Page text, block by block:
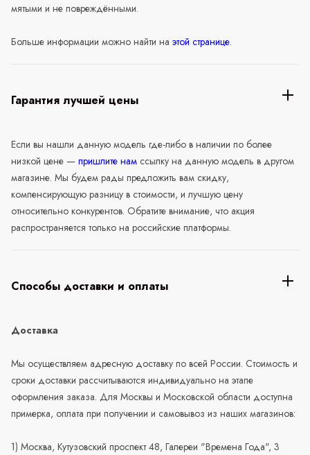
мятыми и не повреждёнными.
Больше информации можно найти на этой странице.
Гарантия лучшей цены
Если вы нашли данную модель где-либо в наличии по более
низкой цене — пришлите нам ссылку на данную модель в другом
магазине. Мы будем рады предложить вам скидку,
компенсирующую разницу в стоимости, и лучшую цену
относительно конкурентов. Обратите внимание, что акция
распространяется только на российские платформы.
Способы доставки и оплаты
Доставка
Мы осуществляем адресную доставку по всей России. Стоимость и
сроки доставки рассчитываются индивидуально на этапе
оформления заказа. Для Москвы и Московской области доступна
примерка, оплата при получении и самовывоз из наших магазинов:
1) Москва, Кутузовский проспект 48, Галереи "Времена Года", 3